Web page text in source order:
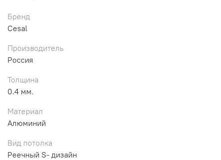
Бренд
Cesal
Производитель
Россия
Толщина
0.4 мм.
Материал
Алюминий
Вид потолка
Реечный S- дизайн